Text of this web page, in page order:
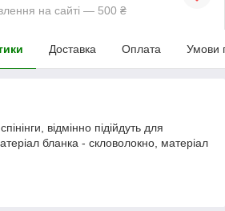
на сайті — 500 ₴
Доставка Оплата Умови
відмінно підійдуть для
бланка - скловолокно, матеріал